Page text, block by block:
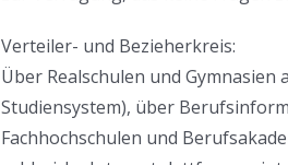
Verteiler- und Bezieherkreis:
Über Realschulen und
Studiensystem), über
Fachhochschulen und